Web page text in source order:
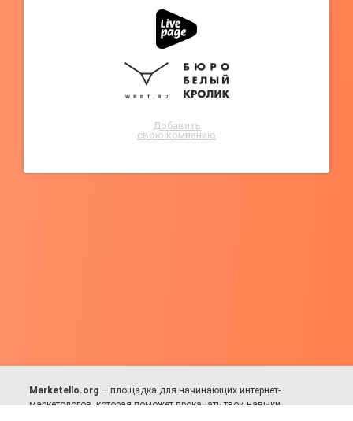
Добавить
свою компанию
Marketello.org — площадка для начинающих интернет-
маркетологов, которая поможет прокачать твои навыки.